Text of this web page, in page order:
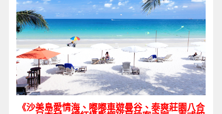
《沙美島愛情海、嘟嘟車遊曼谷、泰爽莊園八合